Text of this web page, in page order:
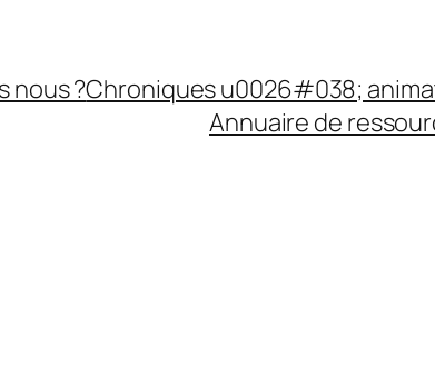
nous ?Chroniques u0026#038;
Annuaire de